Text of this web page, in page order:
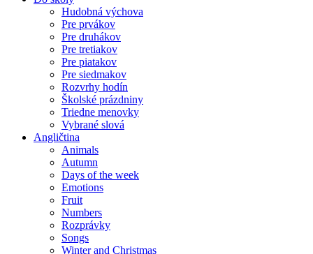
Hudobná výchova
Pre prvákov
Pre druhákov
Pre tretiakov
Pre piatakov
Pre siedmakov
Rozvrhy hodín
Školské prázdniny
Triedne menovky
Vybrané slová
Angličtina
Animals
Autumn
Days of the week
Emotions
Fruit
Numbers
Rozprávky
Songs
Winter and Christmas